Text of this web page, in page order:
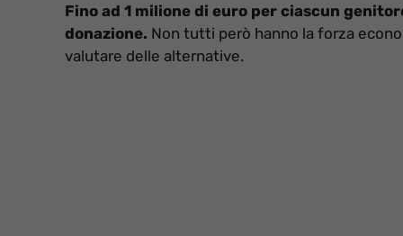
Fino ad 1 milione di euro per ciascun
donazione. Non tutti però hanno la forza
valutare delle alternative.